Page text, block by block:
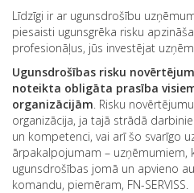
Līdzīgi ir ar ugunsdrošību
piesaisti ugunsgrēka risku
profesionāļus, jūs investējat
Ugunsdrošības risku
noteikta obligāta prasība
organizācijām . Risku
organizācija, ja tajā strādā
un kompetenci, vai arī šo svarīgo
ārpakalpojumam – uzņēmumiem,
ugunsdrošības jomā un apvieno
komandu, piemēram, FN-SERVISS.